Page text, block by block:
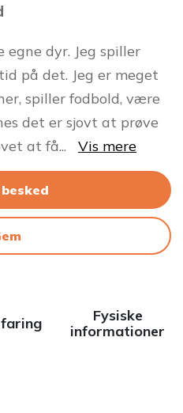
egne dyr. Jeg spiller
på det. Jeg er meget
spiller fodbold, være
det er sjovt at prøve
at få... Vis mere
Fysiske
informationer